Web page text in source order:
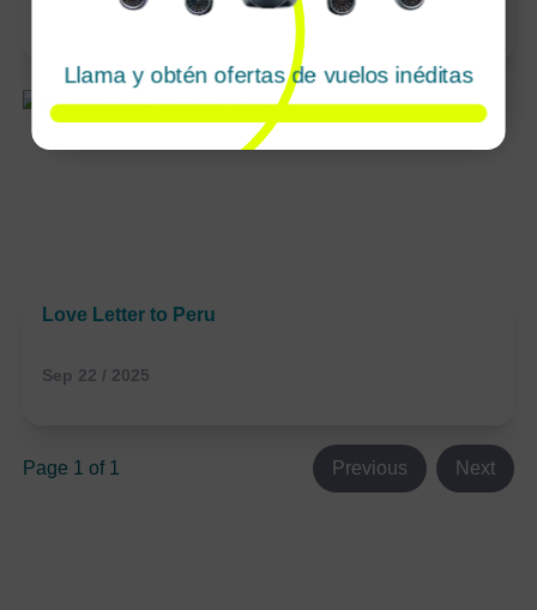
Sep 22 / 2025
Love Letter to Peru
Sep 22 / 2025
Page 1 of 1 Previous Next
Llama y obtén ofertas de vuelos inéditas